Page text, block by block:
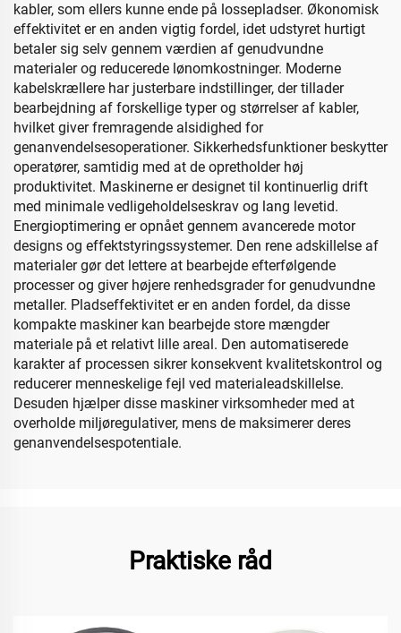
kabler, som ellers kunne ende på lossepladser. Økonomisk
effektivitet er en anden vigtig fordel, idet udstyret hurtigt
betaler sig selv gennem værdien af genudvundne
materialer og reducerede lønomkostninger. Moderne
kabelskrællere har justerbare indstillinger, der tillader
bearbejdning af forskellige typer og størrelser af kabler,
hvilket giver fremragende alsidighed for
genanvendelsesoperationer. Sikkerhedsfunktioner beskytter
operatører, samtidig med at de opretholder høj
produktivitet. Maskinerne er designet til kontinuerlig drift
med minimale vedligeholdelseskrav og lang levetid.
Energioptimering er opnået gennem avancerede motor
designs og effektstyringssystemer. Den rene adskillelse af
materialer gør det lettere at bearbejde efterfølgende
processer og giver højere renhedsgrader for genudvundne
metaller. Pladseffektivitet er en anden fordel, da disse
kompakte maskiner kan bearbejde store mængder
materiale på et relativt lille areal. Den automatiserede
karakter af processen sikrer konsekvent kvalitetskontrol og
reducerer menneskelige fejl ved materialeadskillelse.
Desuden hjælper disse maskiner virksomheder med at
overholde miljøregulativer, mens de maksimerer deres
genanvendelsespotentiale.
Praktiske råd